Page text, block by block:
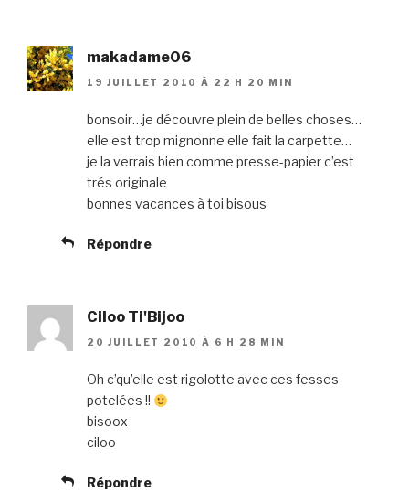
makadame06
19 JUILLET 2010 À 22 H 20 MIN
bonsoir…je découvre plein de belles choses…
elle est trop mignonne elle fait la carpette…
je la verrais bien comme presse-papier c’est
trés originale
bonnes vacances à toi bisous
Répondre
Ciloo Ti'Bijoo
20 JUILLET 2010 À 6 H 28 MIN
Oh c’qu’elle est rigolotte avec ces fesses
potelées !!
bisoox
ciloo
Répondre